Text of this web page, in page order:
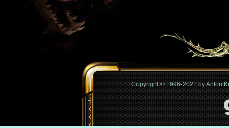
Copyright © 1996-2021 by Anton